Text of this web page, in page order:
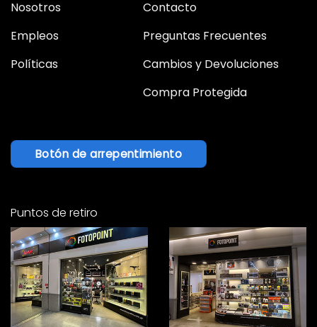
Nosotros
Empleos
Políticas
Contacto
Preguntas Frecuentes
Cambios y Devoluciones
Compra Protegida
Botón de arrepentimiento
Puntos de retiro